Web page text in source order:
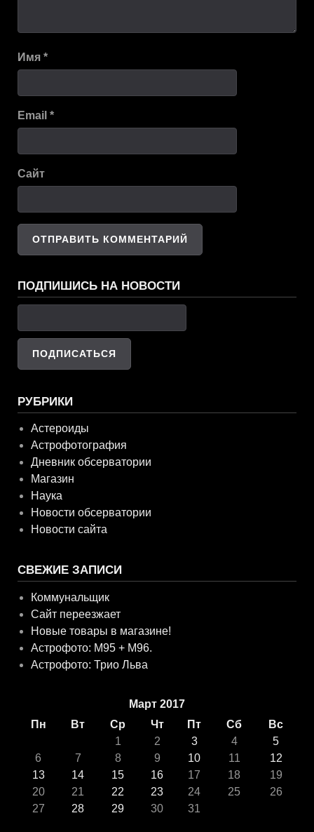
Имя *
Email *
Сайт
ПОДПИШИСЬ НА НОВОСТИ
РУБРИКИ
Астероиды
Астрофотография
Дневник обсерватории
Магазин
Наука
Новости обсерватории
Новости сайта
СВЕЖИЕ ЗАПИСИ
Коммунальщик
Сайт переезжает
Новые товары в магазине!
Астрофото: M95 + M96.
Астрофото: Трио Льва
Март 2017
Пн
Вт Ср Чт Пт Сб
Вс
1
2 3 4
5
6
7 8 9 10 11
12
13
14 15 16 17 18
19
20
21 22 23 24 25
26
27
28 29 30 31